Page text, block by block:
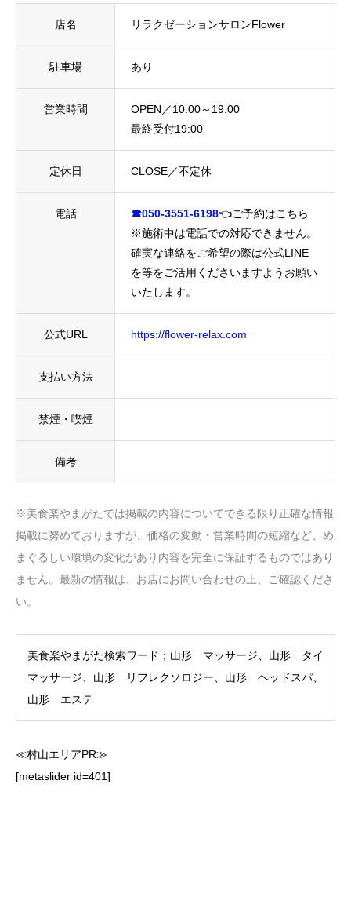
店名 リラクゼーションサロンFlower
駐車場 あり
営業時間
OPEN／10:00～19:00
最終受付19:00
定休日 CLOSE／不定休
電話 ☎050-3551-6198👈ご予約はこちら
※施術中は電話での対応できません。
確実な連絡をご希望の際は公式LINE
を等をご活用くださいますようお願い
いたします。
公式URL https://flower-relax.com
支払い方法
禁煙・喫煙
備考
※美食楽やまがたでは掲載の内容についてできる限り正確な情報
掲載に努めておりますが、価格の変動・営業時間の短縮など、め
まぐるしい環境の変化があり内容を完全に保証するものではあり
ません。最新の情報は、お店にお問い合わせの上、ご確認くださ
い。
美食楽やまがた検索ワード；山形 マッサージ、山形 タイ
マッサージ、山形 リフレクソロジー、山形 ヘッドスパ、
山形 エステ
≪村山エリアPR≫
[metaslider id=401]